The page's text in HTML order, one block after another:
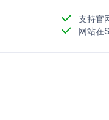
支持官
网站在